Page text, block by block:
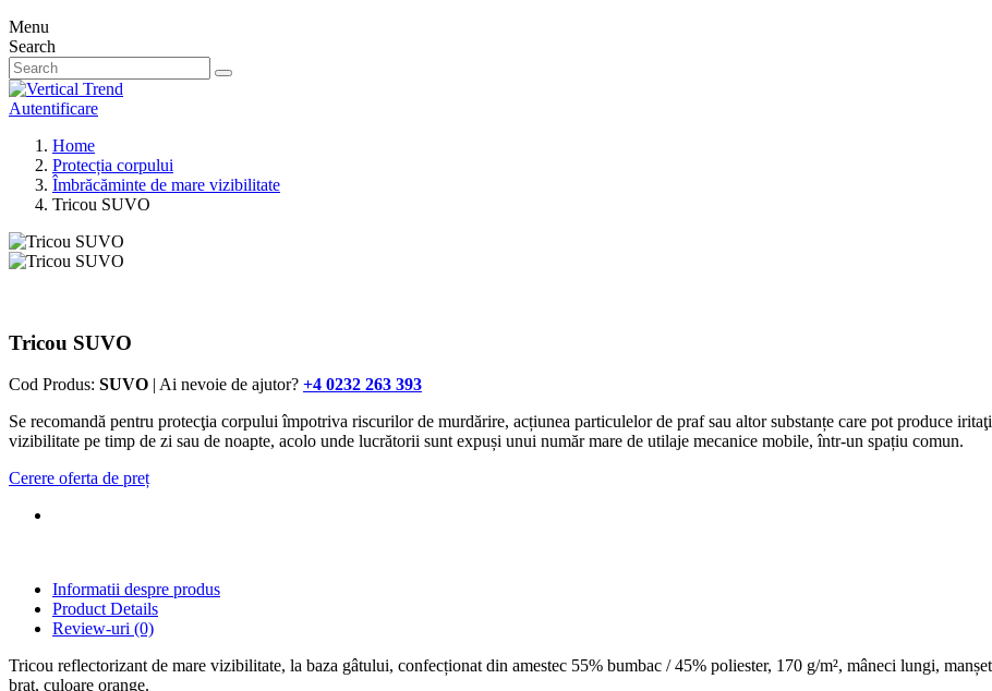
Menu
Search
Autentificare
Home
Protecția corpului
Îmbrăcăminte de mare vizibilitate
Tricou SUVO
Tricou SUVO
Cod Produs: SUVO | Ai nevoie de ajutor? +4 0232 263 393
Se recomandă pentru protecţia corpului împotriva riscurilor de murdărire, acțiunea particulelor de praf sau altor substanțe care pot produce
vizibilitate pe timp de zi sau de noapte, acolo unde lucrătorii sunt expuși unui număr mare de utilaje mecanice mobile, într-un spațiu comun.
Cerere oferta de preț
Informatii despre produs
Product Details
Review-uri (0)
Tricou reflectorizant de mare vizibilitate, la baza gâtului, confecționat din amestec 55% bumbac / 45% poliester, 170 g/m², mâneci lungi,
braț, culoare orange.